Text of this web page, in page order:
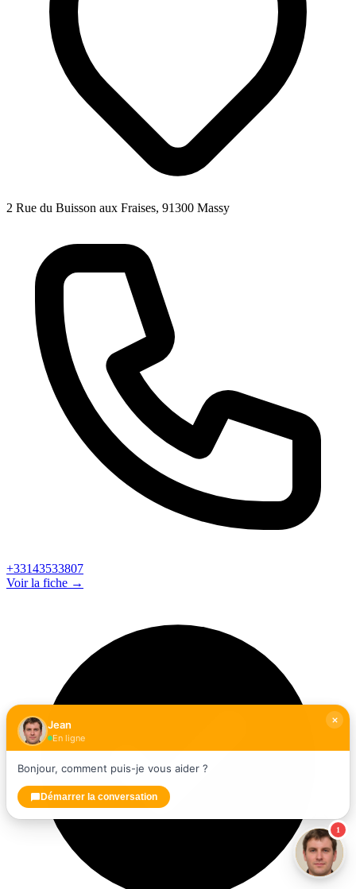
2 Rue du Buisson aux Fraises, 91300 Massy
+33143533807
Voir la fiche →
1
Jean
En ligne
Bonjour, comment puis-je vous aider ?
Démarrer la conversation